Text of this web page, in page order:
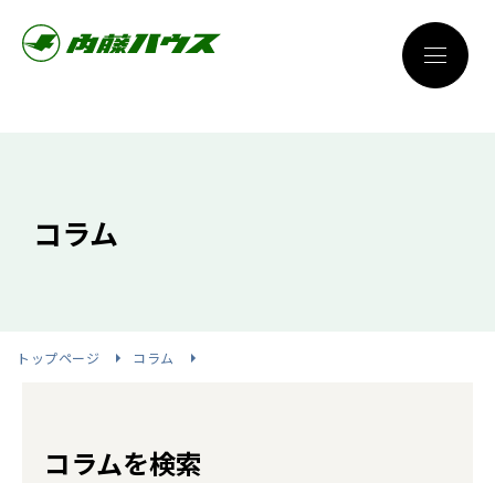
コラム
トップページ コラム
コラムを検索